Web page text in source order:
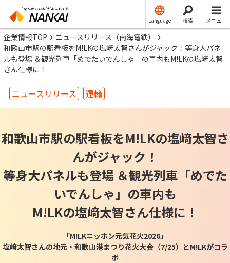
Language 検索 メニュー
企業情報TOP
ニュースリリース（南海電鉄）
和歌山市駅の駅看板をM!LKの塩﨑太智さんがジャック！等身大パネ
ルも登場 ＆観光列車「めでたいでんしゃ」の車内もM!LKの塩﨑太智
さん仕様に！
ニュースリリース 運輸
和歌山市駅の駅看板をM!LKの塩﨑太智さ
んがジャック！
等身大パネルも登場 ＆観光列車「めでた
いでんしゃ」の車内も
M!LKの塩﨑太智さん仕様に！
「M!LKニッポン元気花火2026」
塩﨑太智さんの地元・和歌山港まつり花火大会（7/25）とM!LKがコラ
ボ